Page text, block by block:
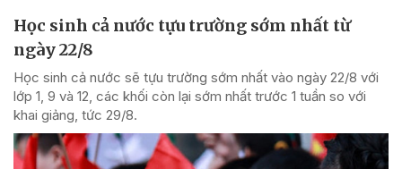
Học sinh cả nước tựu trường sớm nhất từ
ngày 22/8
Học sinh cả nước sẽ tựu trường sớm nhất vào ngày 22/8 với
lớp 1, 9 và 12, các khối còn lại sớm nhất trước 1 tuần so với
khai giảng, tức 29/8.